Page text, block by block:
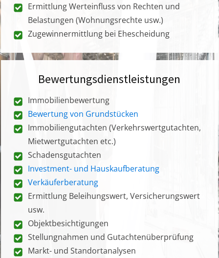
Ermittlung Werteinfluss von Rechten und
Belastungen (Wohnungsrechte usw.)
Zugewinnermittlung bei Ehescheidung
Bewertungsdienstleistungen
Immobilienbewertung
Bewertung von Grundstücken
Immobiliengutachten (Verkehrswertgutachten,
Mietwertgutachten etc.)
Schadensgutachten
Investment- und Hauskaufberatung
Verkäuferberatung
Ermittlung Beleihungswert, Versicherungswert
usw.
Objektbesichtigungen
Stellungnahmen und Gutachtenüberprüfung
Markt- und Standortanalysen